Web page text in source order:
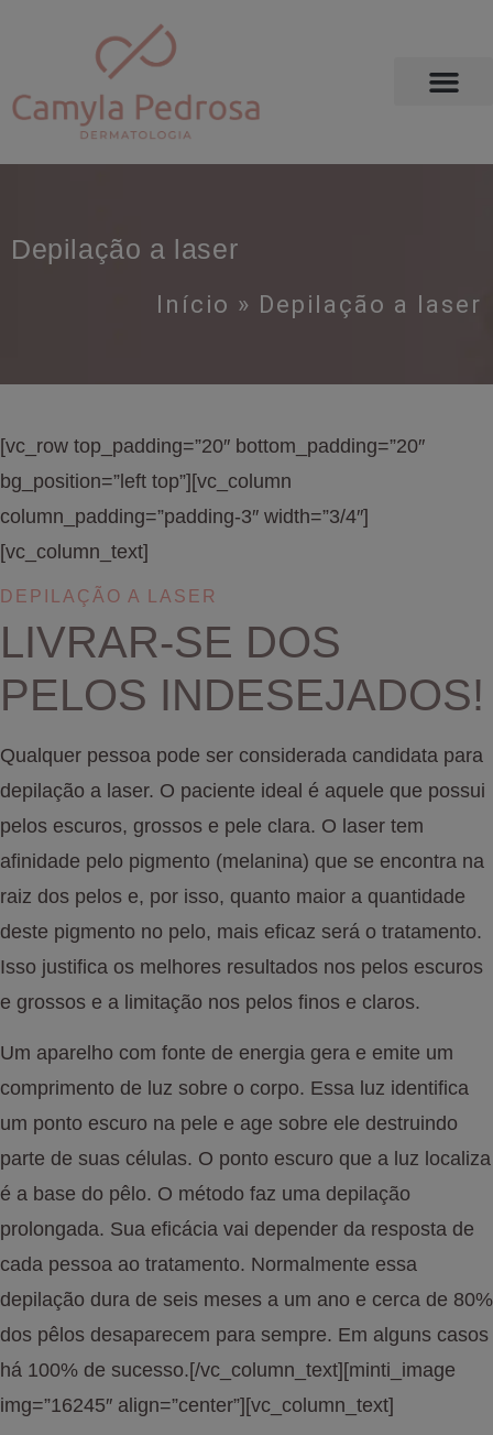
Depilação a laser
Início » Depilação a laser
[vc_row top_padding=”20″ bottom_padding=”20″
bg_position=”left top”][vc_column
column_padding=”padding-3″ width=”3/4″]
[vc_column_text]
DEPILAÇÃO A LASER
LIVRAR-SE DOS
PELOS INDESEJADOS!
Qualquer pessoa pode ser considerada candidata para
depilação a laser. O paciente ideal é aquele que possui
pelos escuros, grossos e pele clara. O laser tem
afinidade pelo pigmento (melanina) que se encontra na
raiz dos pelos e, por isso, quanto maior a quantidade
deste pigmento no pelo, mais eficaz será o tratamento.
Isso justifica os melhores resultados nos pelos escuros
e grossos e a limitação nos pelos finos e claros.
Um aparelho com fonte de energia gera e emite um
comprimento de luz sobre o corpo. Essa luz identifica
um ponto escuro na pele e age sobre ele destruindo
parte de suas células. O ponto escuro que a luz localiza
é a base do pêlo. O método faz uma depilação
prolongada. Sua eficácia vai depender da resposta de
cada pessoa ao tratamento. Normalmente essa
depilação dura de seis meses a um ano e cerca de 80%
dos pêlos desaparecem para sempre. Em alguns casos
há 100% de sucesso.[/vc_column_text][minti_image
img=”16245″ align=”center”][vc_column_text]